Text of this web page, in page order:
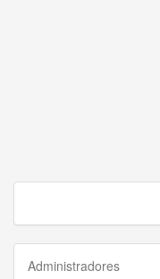
Administradores